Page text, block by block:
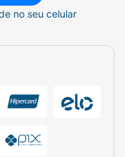
no seu celular